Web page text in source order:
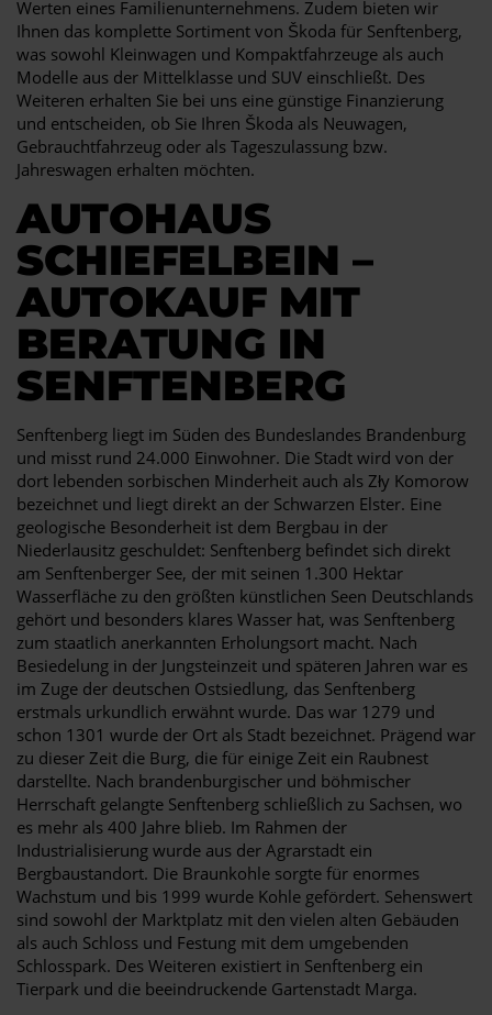
Werten eines Familienunternehmens. Zudem bieten wir
Ihnen das komplette Sortiment von Škoda für Senftenberg,
was sowohl Kleinwagen und Kompaktfahrzeuge als auch
Modelle aus der Mittelklasse und SUV einschließt. Des
Weiteren erhalten Sie bei uns eine günstige Finanzierung
und entscheiden, ob Sie Ihren Škoda als Neuwagen,
Gebrauchtfahrzeug oder als Tageszulassung bzw.
Jahreswagen erhalten möchten.
AUTOHAUS
SCHIEFELBEIN –
AUTOKAUF MIT
BERATUNG IN
SENFTENBERG
Senftenberg liegt im Süden des Bundeslandes Brandenburg
und misst rund 24.000 Einwohner. Die Stadt wird von der
dort lebenden sorbischen Minderheit auch als Zły Komorow
bezeichnet und liegt direkt an der Schwarzen Elster. Eine
geologische Besonderheit ist dem Bergbau in der
Niederlausitz geschuldet: Senftenberg befindet sich direkt
am Senftenberger See, der mit seinen 1.300 Hektar
Wasserfläche zu den größten künstlichen Seen Deutschlands
gehört und besonders klares Wasser hat, was Senftenberg
zum staatlich anerkannten Erholungsort macht. Nach
Besiedelung in der Jungsteinzeit und späteren Jahren war es
im Zuge der deutschen Ostsiedlung, das Senftenberg
erstmals urkundlich erwähnt wurde. Das war 1279 und
schon 1301 wurde der Ort als Stadt bezeichnet. Prägend war
zu dieser Zeit die Burg, die für einige Zeit ein Raubnest
darstellte. Nach brandenburgischer und böhmischer
Herrschaft gelangte Senftenberg schließlich zu Sachsen, wo
es mehr als 400 Jahre blieb. Im Rahmen der
Industrialisierung wurde aus der Agrarstadt ein
Bergbaustandort. Die Braunkohle sorgte für enormes
Wachstum und bis 1999 wurde Kohle gefördert. Sehenswert
sind sowohl der Marktplatz mit den vielen alten Gebäuden
als auch Schloss und Festung mit dem umgebenden
Schlosspark. Des Weiteren existiert in Senftenberg ein
Tierpark und die beeindruckende Gartenstadt Marga.